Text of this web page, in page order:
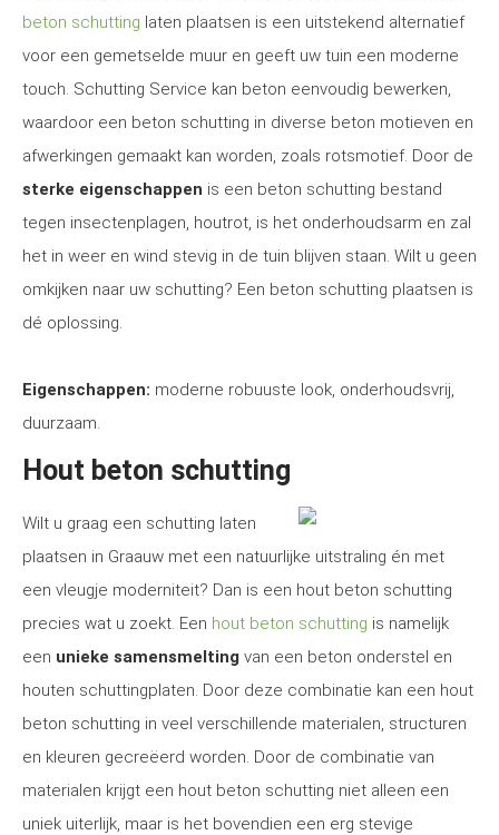
beton schutting laten plaatsen is een uitstekend alternatief
voor een gemetselde muur en geeft uw tuin een moderne
touch. Schutting Service kan beton eenvoudig bewerken,
waardoor een beton schutting in diverse beton motieven en
afwerkingen gemaakt kan worden, zoals rotsmotief. Door de
sterke eigenschappen is een beton schutting bestand
tegen insectenplagen, houtrot, is het onderhoudsarm en zal
het in weer en wind stevig in de tuin blijven staan. Wilt u geen
omkijken naar uw schutting? Een beton schutting plaatsen is
dé oplossing.
Eigenschappen: moderne robuuste look, onderhoudsvrij,
duurzaam.
Hout beton schutting
Wilt u graag een schutting laten
plaatsen in Graauw met een natuurlijke uitstraling én met
een vleugje moderniteit? Dan is een hout beton schutting
precies wat u zoekt. Een hout beton schutting is namelijk
een unieke samensmelting van een beton onderstel en
houten schuttingplaten. Door deze combinatie kan een hout
beton schutting in veel verschillende materialen, structuren
en kleuren gecreëerd worden. Door de combinatie van
materialen krijgt een hout beton schutting niet alleen een
uniek uiterlijk, maar is het bovendien een erg stevige